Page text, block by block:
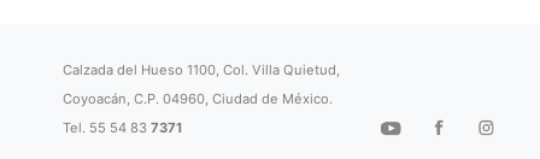
Calzada del Hueso 1100, Col. Villa Quietud,
Coyoacán, C.P. 04960, Ciudad de México.
Tel. 55 54 837371